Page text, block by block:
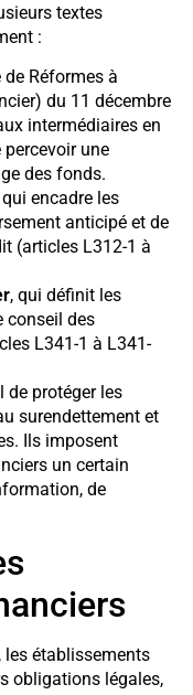
textes
:
de Réformes à
du 11 décembre
intermédiaires en
une
des fonds.
qui encadre les
anticipé et de
(articles L312-1 à
, qui définit les
conseil des
L341-1 à L341-
de protéger les
surendettement et
Ils imposent
un certain
de
les établissements
obligations légales,